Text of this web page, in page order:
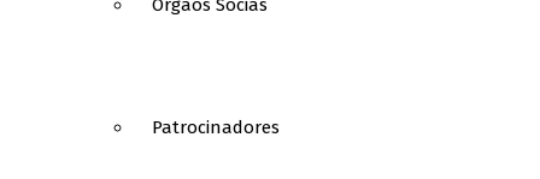
Órgãos Socias
Patrocinadores